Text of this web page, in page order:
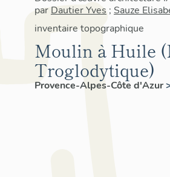
par Dautier Yves ; Sauze
inventaire topographique
Moulin à Huile
Troglodytique)
Provence-Alpes-Côte d'Azur